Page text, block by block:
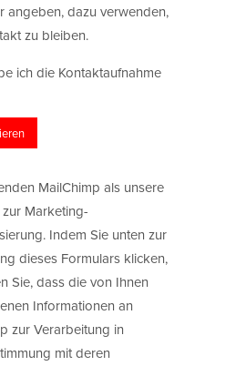
angeben, dazu verwenden,
zu bleiben.
ich die Kontaktaufnahme
MailChimp als unsere
Marketing-
Indem Sie unten zur
dieses Formulars klicken,
Sie, dass die von Ihnen
Informationen an
zur Verarbeitung in
mit deren